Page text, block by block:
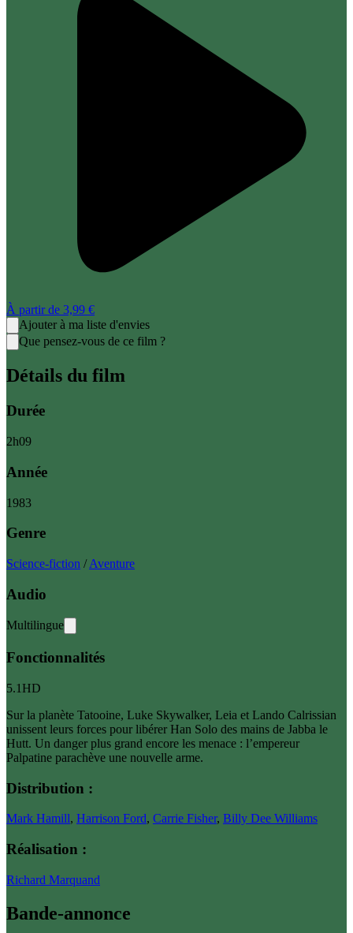
À partir de 3,99 €
Ajouter à ma liste d'envies
Que pensez-vous de ce film ?
Détails du film
Durée
2h09
Année
1983
Genre
Science-fiction /Aventure
Audio
Multilingue
Fonctionnalités
5.1HD
Sur la planète Tatooine, Luke Skywalker, Leia et Lando Calrissian
unissent leurs forces pour libérer Han Solo des mains de Jabba le
Hutt. Un danger plus grand encore les menace : l’empereur
Palpatine parachève une nouvelle arme.
Distribution :
Mark Hamill, Harrison Ford, Carrie Fisher, Billy Dee Williams
Réalisation :
Richard Marquand
Bande-annonce